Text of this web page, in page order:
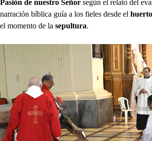
Pasión de nuestro Señor según el relato del
narración bíblica guía a los fieles desde el
el momento de la sepultura.